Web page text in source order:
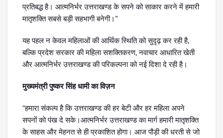
प्रतिबद्ध है। आत्मनिर्भर उत्तराखण्ड के सपने को साकार करने में हमारी
मातृशक्ति सबसे बड़ी सहभागी बनेगी।”
यह पहल न केवल महिलाओं की आर्थिक स्थिति को सुदृढ़ कर रही है,
बल्कि प्रदेश सरकार की महिला सशक्तिकरण, नवाचार आधारित खेती
और आत्मनिर्भर उत्तराखण्ड की परिकल्पना को नई दिशा दे रही है।
मुख्यमंत्री पुष्कर सिंह धामी का विज़न
“हमारा संकल्प है कि उत्तराखण्ड की हर बेटी और हर महिला अपने
सपनों को पंख दे सके।आत्मनिर्भर उत्तराखण्ड का मार्ग हमारी मातृशक्ति
के साहस और मेहनत से ही प्रकाशित होगा। आज पौड़ी की धरती से जो